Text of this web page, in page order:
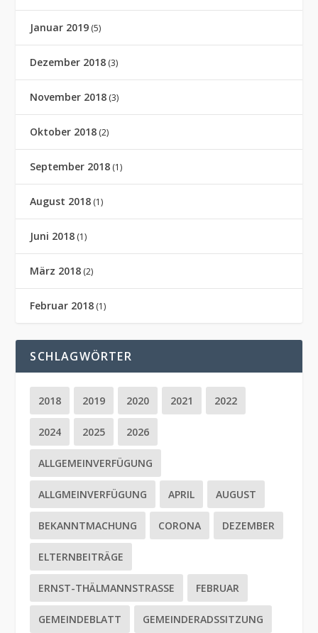
Januar 2019 (5)
Dezember 2018 (3)
November 2018 (3)
Oktober 2018 (2)
September 2018 (1)
August 2018 (1)
Juni 2018 (1)
März 2018 (2)
Februar 2018 (1)
SCHLAGWÖRTER
2018 2019 2020 2021 2022
2024 2025 2026
ALLGEMEINVERFÜGUNG
ALLGMEINVERFÜGUNG APRIL AUGUST
BEKANNTMACHUNG CORONA DEZEMBER
ELTERNBEITRÄGE
ERNST-THÄLMANNSTRASSE FEBRUAR
GEMEINDEBLATT GEMEINDERADSSITZUNG